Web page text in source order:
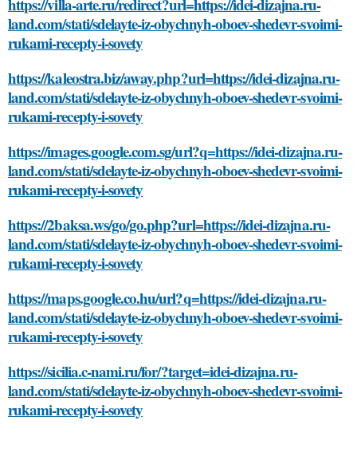
land.com/stati/sdelayte-iz-obychnyh-oboev-shedevr-svoimi-
rukami-recepty-i-sovety
https://kaleostra.biz/away.php?url=https://idei-dizajna.ru-
land.com/stati/sdelayte-iz-obychnyh-oboev-shedevr-svoimi-
rukami-recepty-i-sovety
https://images.google.com.sg/url?q=https://idei-dizajna.ru-
land.com/stati/sdelayte-iz-obychnyh-oboev-shedevr-svoimi-
rukami-recepty-i-sovety
https://2baksa.ws/go/go.php?url=https://idei-dizajna.ru-
land.com/stati/sdelayte-iz-obychnyh-oboev-shedevr-svoimi-
rukami-recepty-i-sovety
https://maps.google.co.hu/url?q=https://idei-dizajna.ru-
land.com/stati/sdelayte-iz-obychnyh-oboev-shedevr-svoimi-
rukami-recepty-i-sovety
https://sicilia.c-nami.ru/for/?target=idei-dizajna.ru-
land.com/stati/sdelayte-iz-obychnyh-oboev-shedevr-svoimi-
rukami-recepty-i-sovety